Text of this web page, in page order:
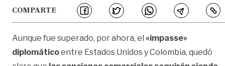
COMPARTE
Aunque fue superado, por ahora, el «impasse»
diplomáticoentre Estados Unidos y Colombia, quedó